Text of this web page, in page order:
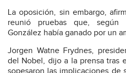
La oposición, sin embargo,
reunió pruebas que, según
González había ganado por un
Jorgen Watne Frydnes,
del Nobel, dijo a la prensa tras
sopesaron las implicaciones de